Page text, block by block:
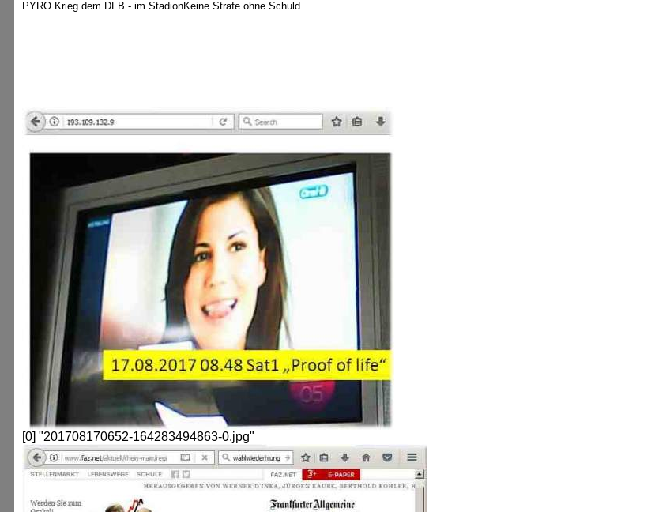
PYRO Krieg dem DFB - im StadionKeine Strafe ohne Schuld
[0] "201708170652-164283494863-0.jpg"